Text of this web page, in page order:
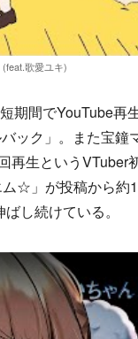
歌愛ユキ)
期間でYouTube再
ック」。また宝
生というVTuber
☆」が投稿から約
し続けている。